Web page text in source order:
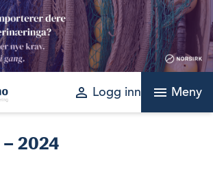
perm_identity Logg inn menu Meny
2024